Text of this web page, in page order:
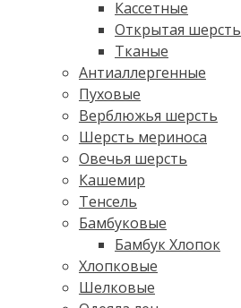
Кассетные
Открытая шерсть
Тканые
Антиаллергенные
Пуховые
Верблюжья шерсть
Шерсть мериноса
Овечья шерсть
Кашемир
Тенсель
Бамбуковые
Бамбук Хлопок
Хлопковые
Шелковые